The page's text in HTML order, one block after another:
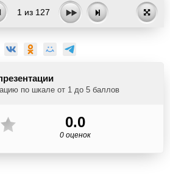
1 из 127
по шкале от 1 до 5 баллов
0.0
0 оценок